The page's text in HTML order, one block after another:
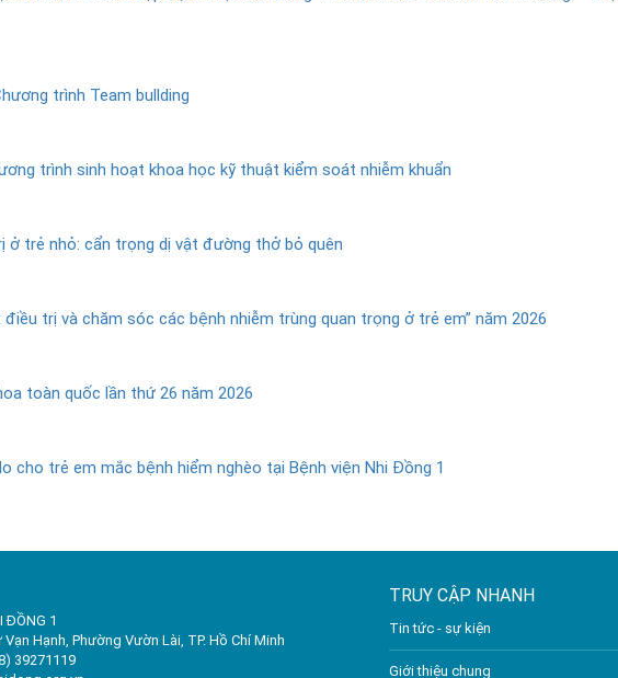
trình Team bullding
trình sinh hoạt khoa học kỹ thuật kiểm soát nhiễm khuẩn
ở trẻ nhỏ: cẩn trọng dị vật đường thở bỏ quên
trị và chăm sóc các bệnh nhiễm trùng quan trọng ở trẻ em” năm 2026
toàn quốc lần thứ 26 năm 2026
cho trẻ em mắc bệnh hiểm nghèo tại Bệnh viện Nhi Đồng 1
ĐỒNG 1
Hạnh, Phường Vườn Lài, TP. Hồ Chí Minh
39271119
TRUY CẬP NHANH
Tin tức - sự kiện
Giới thiệu chung